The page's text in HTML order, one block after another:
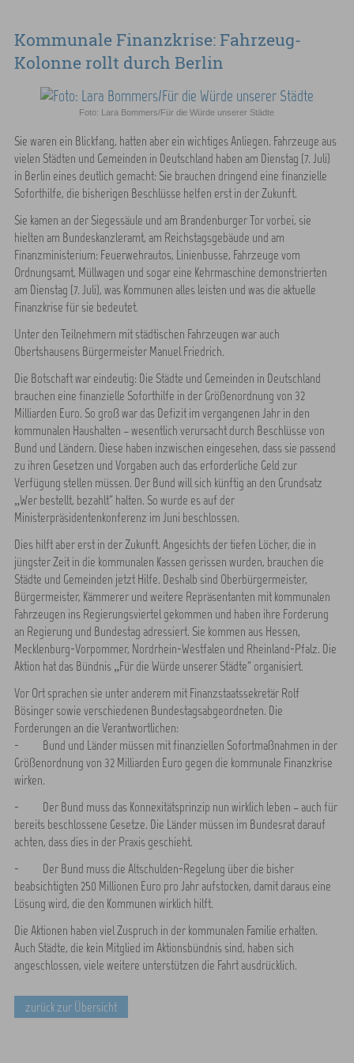
Kommunale Finanzkrise: Fahrzeug-
Kolonne rollt durch Berlin
Foto: Lara Bommers/Für die Würde unserer Städte
Sie waren ein Blickfang, hatten aber ein wichtiges Anliegen. Fahrzeuge aus
vielen Städten und Gemeinden in Deutschland haben am Dienstag (7. Juli)
in Berlin eines deutlich gemacht: Sie brauchen dringend eine finanzielle
Soforthilfe, die bisherigen Beschlüsse helfen erst in der Zukunft.
Sie kamen an der Siegessäule und am Brandenburger Tor vorbei, sie
hielten am Bundeskanzleramt, am Reichstagsgebäude und am
Finanzministerium: Feuerwehrautos, Linienbusse, Fahrzeuge vom
Ordnungsamt, Müllwagen und sogar eine Kehrmaschine demonstrierten
am Dienstag (7. Juli), was Kommunen alles leisten und was die aktuelle
Finanzkrise für sie bedeutet.
Unter den Teilnehmern mit städtischen Fahrzeugen war auch
Obertshausens Bürgermeister Manuel Friedrich.
Die Botschaft war eindeutig: Die Städte und Gemeinden in Deutschland
brauchen eine finanzielle Soforthilfe in der Größenordnung von 32
Milliarden Euro. So groß war das Defizit im vergangenen Jahr in den
kommunalen Haushalten – wesentlich verursacht durch Beschlüsse von
Bund und Ländern. Diese haben inzwischen eingesehen, dass sie passend
zu ihren Gesetzen und Vorgaben auch das erforderliche Geld zur
Verfügung stellen müssen. Der Bund will sich künftig an den Grundsatz
„Wer bestellt, bezahlt“ halten. So wurde es auf der
Ministerpräsidentenkonferenz im Juni beschlossen.
Dies hilft aber erst in der Zukunft. Angesichts der tiefen Löcher, die in
jüngster Zeit in die kommunalen Kassen gerissen wurden, brauchen die
Städte und Gemeinden jetzt Hilfe. Deshalb sind Oberbürgermeister,
Bürgermeister, Kämmerer und weitere Repräsentanten mit kommunalen
Fahrzeugen ins Regierungsviertel gekommen und haben ihre Forderung
an Regierung und Bundestag adressiert. Sie kommen aus Hessen,
Mecklenburg-Vorpommer, Nordrhein-Westfalen und Rheinland-Pfalz. Die
Aktion hat das Bündnis „Für die Würde unserer Städte“ organisiert.
Vor Ort sprachen sie unter anderem mit Finanzstaatssekretär Rolf
Bösinger sowie verschiedenen Bundestagsabgeordneten. Die
Forderungen an die Verantwortlichen:
- Bund und Länder müssen mit finanziellen Sofortmaßnahmen in der
Größenordnung von 32 Milliarden Euro gegen die kommunale Finanzkrise
wirken.
- Der Bund muss das Konnexitätsprinzip nun wirklich leben – auch für
bereits beschlossene Gesetze. Die Länder müssen im Bundesrat darauf
achten, dass dies in der Praxis geschieht.
- Der Bund muss die Altschulden-Regelung über die bisher
beabsichtigten 250 Millionen Euro pro Jahr aufstocken, damit daraus eine
Lösung wird, die den Kommunen wirklich hilft.
Die Aktionen haben viel Zuspruch in der kommunalen Familie erhalten.
Auch Städte, die kein Mitglied im Aktionsbündnis sind, haben sich
angeschlossen, viele weitere unterstützen die Fahrt ausdrücklich.
zurück zur Übersicht